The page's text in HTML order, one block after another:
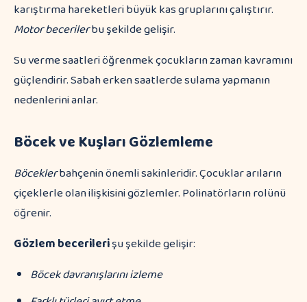
karıştırma hareketleri büyük kas gruplarını çalıştırır.
Motor becerilerbu şekilde gelişir.
Su verme saatleri öğrenmek çocukların zaman kavramını
güçlendirir. Sabah erken saatlerde sulama yapmanın
nedenlerini anlar.
Böcek ve Kuşları Gözlemleme
Böceklerbahçenin önemli sakinleridir. Çocuklar arıların
çiçeklerle olan ilişkisini gözlemler. Polinatörların rolünü
öğrenir.
Gözlem becerilerişu şekilde gelişir:
Böcek davranışlarını izleme